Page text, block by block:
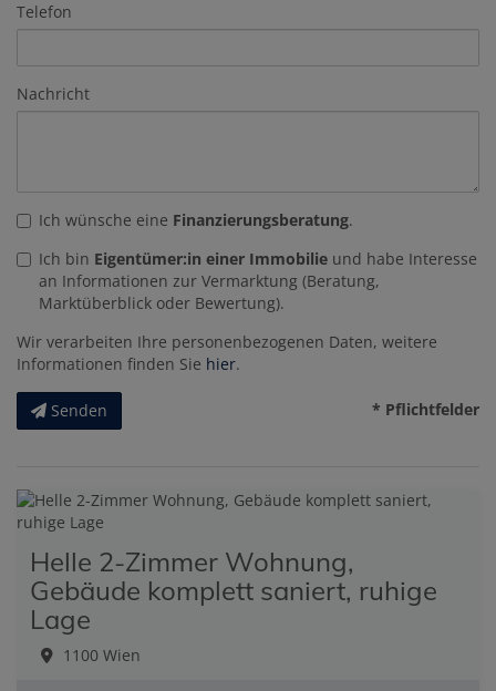
Telefon
Nachricht
Ich wünsche eine Finanzierungsberatung.
Ich bin Eigentümer:in einer Immobilie und habe Interesse
an Informationen zur Vermarktung (Beratung,
Marktüberblick oder Bewertung).
Wir verarbeiten Ihre personenbezogenen Daten, weitere
Informationen finden Sie hier.
Senden * Pflichtfelder
Helle 2-Zimmer Wohnung,
Gebäude komplett saniert, ruhige
Lage
1100 Wien